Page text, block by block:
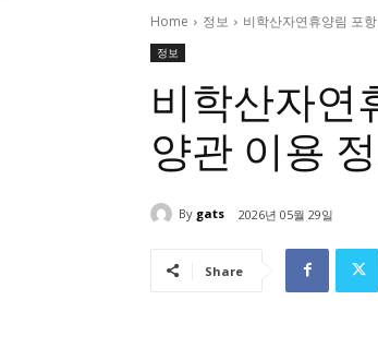
Home 정보 비학산자연휴양림 포
정보
비학산자연
양관 이용
By gats 2026년 05월 29일
Share